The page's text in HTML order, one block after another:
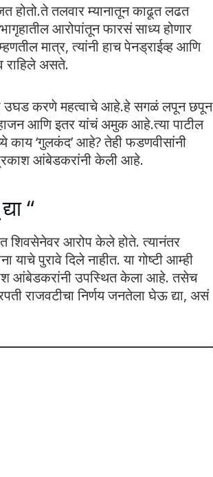
होतो.ते तलवार म्यानातून काढूत लढत
आरोपांतून फारसं साध्य होणार
मात्र, त्यांनी हाच पेनड्राईव्ह आणि
राहिले असते.
उघड करणे महत्वाचे आहे.हे सगळं लपून छपून
आणि इतर यांचं अमुक आहे.त्या पाटील
काय ‘गुलकंद’ आहे? तेही फडणवीसांनी
आंबेडकरांनी केली आहे.
“
शिवसेनेवर आरोप केले होते. त्यानंतर
पुरावे दिले नाहीत. या गोष्टी आम्ही
आंबेडकरांनी उपस्थित केला आहे. तसेच
राजवटीचा निर्णय जनतेला घेऊ द्या, असं